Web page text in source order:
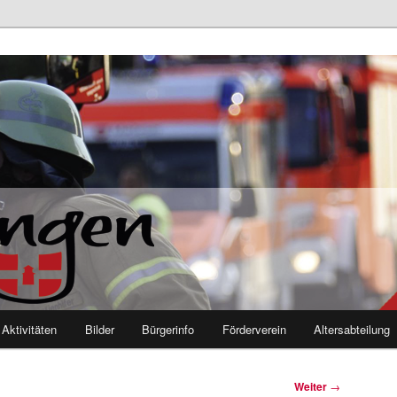
Mutlangen
Aktivitäten Bilder Bürgerinfo Förderverein Altersabteilung
Weiter →